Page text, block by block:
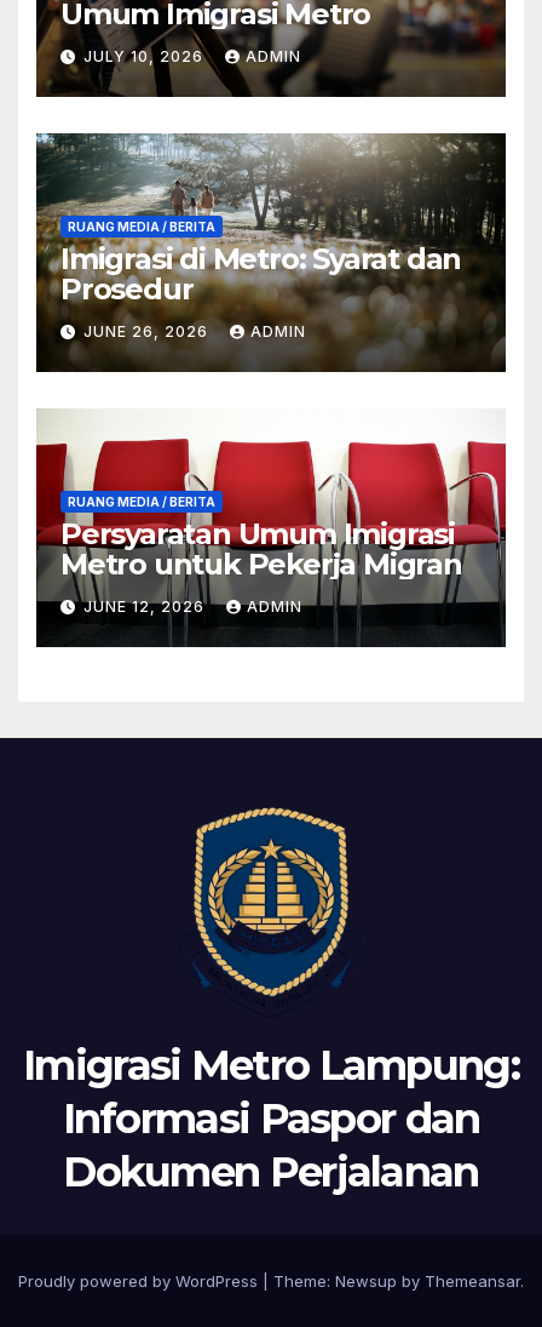
Umum Imigrasi Metro
JULY 10, 2026 ADMIN
RUANG MEDIA / BERITA
Imigrasi di Metro: Syarat dan
Prosedur
JUNE 26, 2026 ADMIN
RUANG MEDIA / BERITA
Persyaratan Umum Imigrasi
Metro untuk Pekerja Migran
JUNE 12, 2026 ADMIN
Imigrasi Metro Lampung:
Informasi Paspor dan
Dokumen Perjalanan
Proudly powered by WordPress Theme: Newsup by Themeansar.